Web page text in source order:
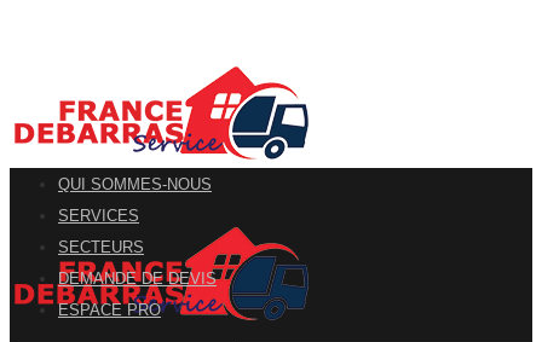
QUI SOMMES-NOUS
SERVICES
SECTEURS
DEMANDE DE DEVIS
ESPACE PRO